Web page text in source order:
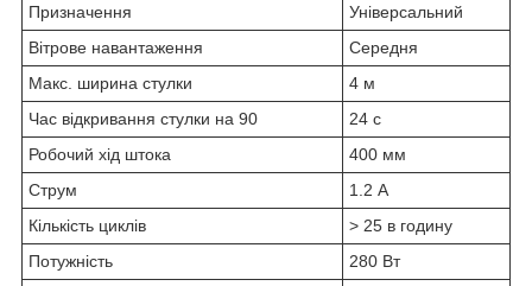
Призначення
Універсальний
Вітрове навантаження
Середня
Макс. ширина стулки
4 м
Час відкривання стулки на 90
24 c
Робочий хід штока
400 мм
Струм
1.2 А
Кількість циклів
> 25 в годину
Потужність
280 Вт